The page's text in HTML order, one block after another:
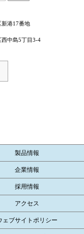
新港17番地
中島5丁目3-4
製品情報
企業情報
採用情報
アクセス
ェブサイトポリシー